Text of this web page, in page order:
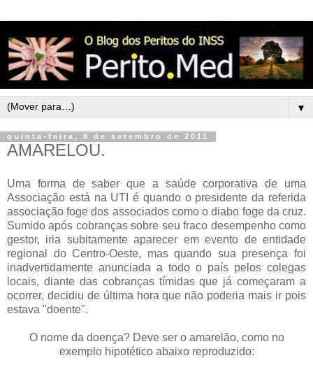
▼
quinta-feira, 8 de setembro de 2011
AMARELOU.
Uma forma de saber que a saúde corporativa de uma
Associação está na UTI é quando o presidente da referida
associação foge dos associados como o diabo foge da cruz.
Sumido após cobranças sobre seu fraco desempenho como
gestor, iria subitamente aparecer em evento de entidade
regional do Centro-Oeste, mas quando sua presença foi
inadvertidamente anunciada a todo o país pelos colegas
locais, diante das cobranças tímidas que já começaram a
ocorrer, decidiu de última hora que não poderia mais ir pois
estava "doente".
O nome da doença? Deve ser o amarelão, como no
exemplo hipotético abaixo reproduzido: